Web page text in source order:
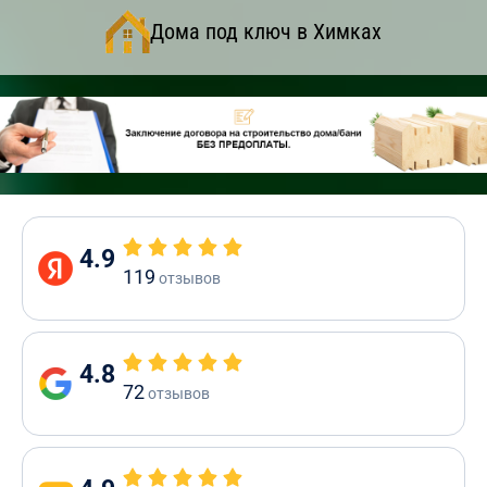
Дома под ключ в Химках
4.9
119 отзывов
4.8
72отзывов